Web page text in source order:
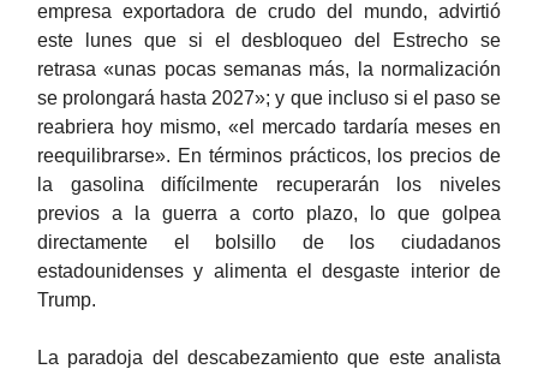
empresa exportadora de crudo del mundo, advirtió
este lunes que si el desbloqueo del Estrecho se
retrasa «unas pocas semanas más, la normalización
se prolongará hasta 2027»; y que incluso si el paso se
reabriera hoy mismo, «el mercado tardaría meses en
reequilibrarse». En términos prácticos, los precios de
la gasolina difícilmente recuperarán los niveles
previos a la guerra a corto plazo, lo que golpea
directamente el bolsillo de los ciudadanos
estadounidenses y alimenta el desgaste interior de
Trump.
La paradoja del descabezamiento que este analista